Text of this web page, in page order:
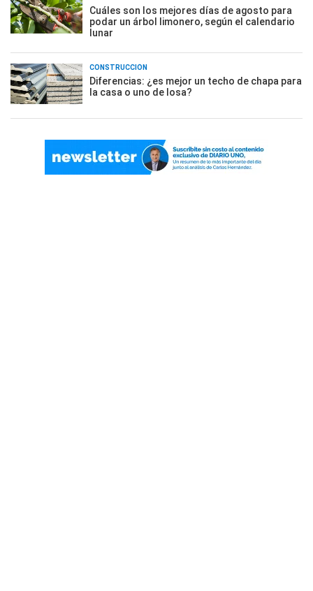
Cuáles son los mejores días de agosto para
podar un árbol limonero, según el calendario
lunar
CONSTRUCCIÓN
Diferencias: ¿es mejor un techo de chapa para
la casa o uno de losa?